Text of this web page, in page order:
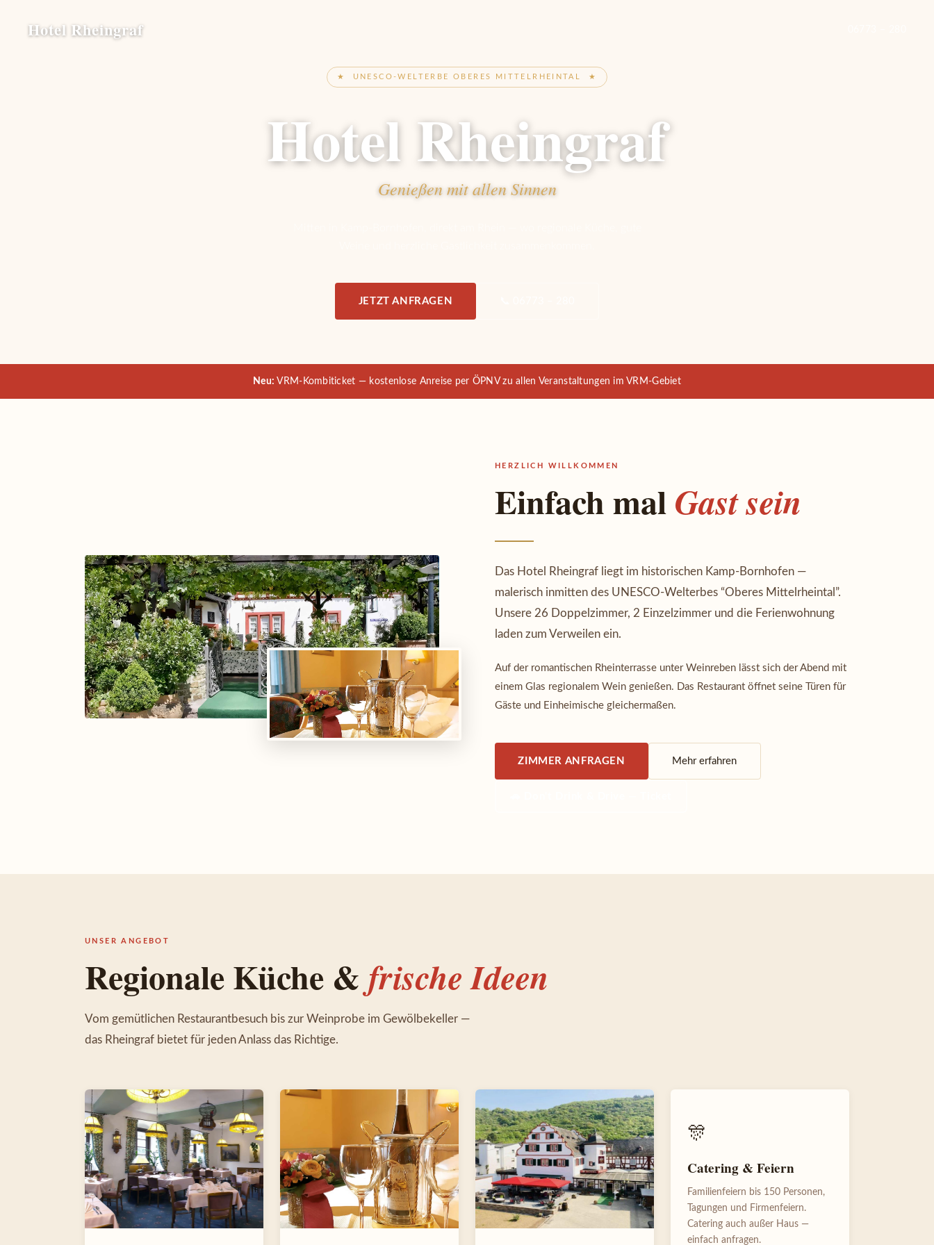
Hotel Rheingraf
★ UNESCO-WELTERBE OBERES MITTELRHEINTAL ★
Hotel Rheingraf
Genießen mit allen Sinnen
JETZT ANFRAGEN
Neu: VRM-Kombiticket — kostenlose Anreise per ÖPNV zu allen Veranstaltungen im VRM-Gebiet
HERZLICH WILLKOMMEN
Einfach malGast sein
Das Hotel Rheingraf liegt im historischen Kamp-Bornhofen —
malerisch inmitten des UNESCO-Welterbes “Oberes Mittelrheintal”.
Unsere 26 Doppelzimmer, 2 Einzelzimmer und die Ferienwohnung
laden zum Verweilen ein.
Auf der romantischen Rheinterrasse unter Weinreben lässt sich der Abend mit
einem Glas regionalem Wein genießen. Das Restaurant öffnet seine Türen für
Gäste und Einheimische gleichermaßen.
ZIMMER ANFRAGEN Mehr erfahren
UNSER ANGEBOT
Regionale Küche & frische Ideen
Vom gemütlichen Restaurantbesuch bis zur Weinprobe im Gewölbekeller —
das Rheingraf bietet für jeden Anlass das Richtige.
🎊
Catering & Feiern
Familienfeiern bis 150 Personen,
Tagungen und Firmenfeiern.
Catering auch außer Haus —
einfach anfragen.